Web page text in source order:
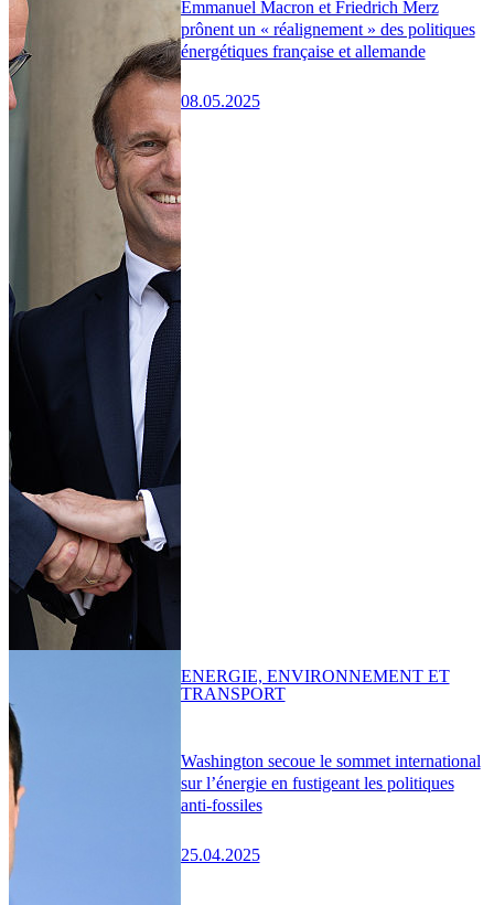
Emmanuel Macron et Friedrich Merz
prônent un « réalignement » des politiques
énergétiques française et allemande
08.05.2025
Washington secoue le sommet international
sur l’énergie en fustigeant les politiques
anti-fossiles
25.04.2025
ENERGIE, ENVIRONNEMENT ET
TRANSPORT